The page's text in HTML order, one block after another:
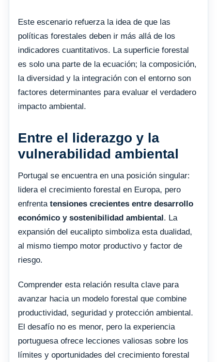
Este escenario refuerza la idea de que las
políticas forestales deben ir más allá de los
indicadores cuantitativos. La superficie forestal
es solo una parte de la ecuación; la composición,
la diversidad y la integración con el entorno son
factores determinantes para evaluar el verdadero
impacto ambiental.
Entre el liderazgo y la
vulnerabilidad ambiental
Portugal se encuentra en una posición singular:
lidera el crecimiento forestal en Europa, pero
enfrenta tensiones crecientes entre desarrollo
económico y sostenibilidad ambiental. La
expansión del eucalipto simboliza esta dualidad,
al mismo tiempo motor productivo y factor de
riesgo.
Comprender esta relación resulta clave para
avanzar hacia un modelo forestal que combine
productividad, seguridad y protección ambiental.
El desafío no es menor, pero la experiencia
portuguesa ofrece lecciones valiosas sobre los
límites y oportunidades del crecimiento forestal